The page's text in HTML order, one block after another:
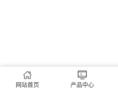
网站首页 产品中心